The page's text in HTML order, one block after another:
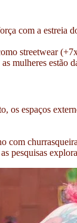
com a estreia
streetwear
mulheres estão
os espaços
com
pesquisas